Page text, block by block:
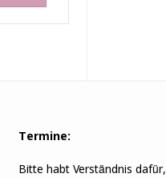
Termine:
Bitte habt Verständnis dafür,